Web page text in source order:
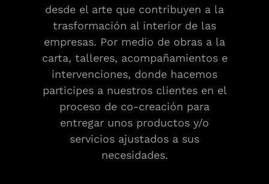
desde el arte que contribuyen a la
trasformación al interior de las
empresas. Por medio de obras a la
carta, talleres, acompañamientos e
intervenciones, donde hacemos
participes a nuestros clientes en el
proceso de co-creación para
entregar unos productos y/o
servicios ajustados a sus
necesidades.